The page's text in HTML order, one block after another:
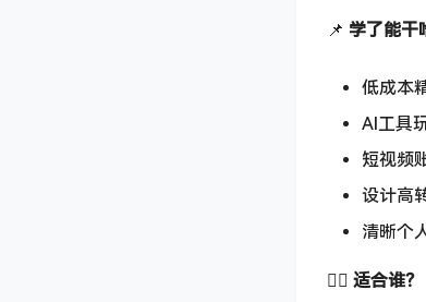
📌 ​ 学了能干
低成本
AI工具
短视频
设计高
清晰个
🙋‍♀️ ​ 适合谁？​